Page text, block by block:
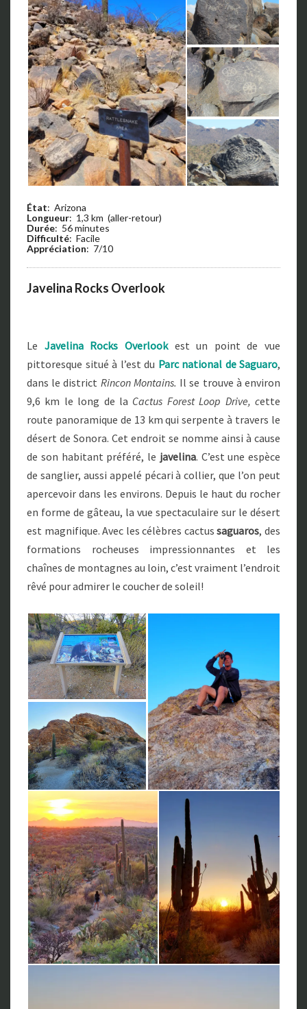
État: Arizona
Longueur: 1,3 km (aller-retour)
Durée: 56 minutes
Difficulté: Facile
Appréciation: 7/10
Javelina Rocks Overlook
Le Javelina Rocks Overlookest un point de vue
pittoresque situé à l’est du Parc national de Saguaro,
dans le district Rincon Montains. Il se trouve à environ
9,6 km le long de la Cactus Forest Loop Drive, cette
route panoramique de 13 km qui serpente à travers le
désert de Sonora. Cet endroit se nomme ainsi à cause
de son habitant préféré, le javelina. C’est une espèce
de sanglier, aussi appelé pécari à collier, que l’on peut
apercevoir dans les environs. Depuis le haut du rocher
en forme de gâteau, la vue spectaculaire sur le désert
est magnifique. Avec les célèbres cactus saguaros, des
formations rocheuses impressionnantes et les
chaînes de montagnes au loin, c’est vraiment l’endroit
rêvé pour admirer le coucher de soleil!